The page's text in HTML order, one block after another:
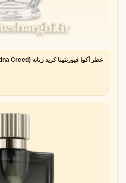
عطر آکوا فیورنتینا کرید زنانه (Acqua Fiorentina Creed)